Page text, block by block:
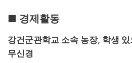
■ 경제활동
강건군관학교 소속 농장, 학생
무신경